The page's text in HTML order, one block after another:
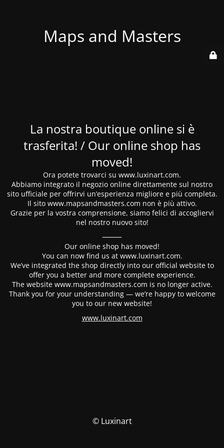
Maps and Masters
La nostra boutique online si è
trasferita! / Our online shop has
moved!
Ora potete trovarci su www.luxinart.com.
Abbiamo integrato il negozio online direttamente sul nostro
sito ufficiale per offrirvi un’esperienza migliore e più completa.
Il sito www.mapsandmasters.com non è più attivo.
Grazie per la vostra comprensione, siamo felici di accogliervi
nel nostro nuovo sito!
⸻
Our online shop has moved!
You can now find us at www.luxinart.com.
We’ve integrated the shop directly into our official website to
offer you a better and more complete experience.
The website www.mapsandmasters.com is no longer active.
Thank you for your understanding — we’re happy to welcome
you to our new website!
www.luxinart.com
© Luxinart